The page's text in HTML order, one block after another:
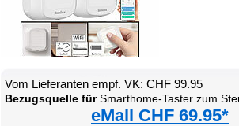
Vom Lieferanten empf. VK: CHF 99.95
Bezugsquelle fürSmarthome-Taster zum Steuern von Szenen und kompatiblen
eMall CHF 69.95*